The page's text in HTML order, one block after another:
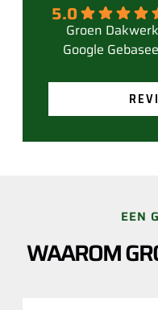
5.0
EEN
WAAROM